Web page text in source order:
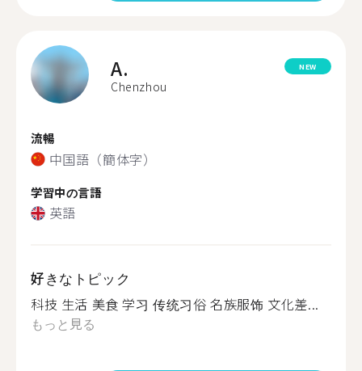
A.
Chenzhou
NEW
流暢
中国語（簡体字）
学習中の言語
英語
好きなトピック
科技 生活 美食 学习 传统习俗 名族服饰 文化差...
もっと見る